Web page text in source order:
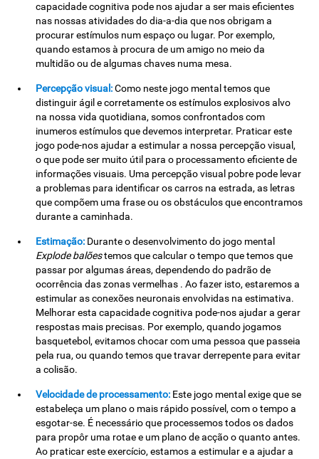
capacidade cognitiva pode nos ajudar a ser mais eficientes
nas nossas atividades do dia-a-dia que nos obrigam a
procurar estímulos num espaço ou lugar. Por exemplo,
quando estamos à procura de um amigo no meio da
multidão ou de algumas chaves numa mesa.
Percepção visual:Como neste jogo mental temos que
distinguir ágil e corretamente os estímulos explosivos alvo
na nossa vida quotidiana, somos confrontados com
inumeros estímulos que devemos interpretar. Praticar este
jogo pode-nos ajudar a estimular a nossa percepção visual,
o que pode ser muito útil para o processamento eficiente de
informações visuais. Uma percepção visual pobre pode levar
a problemas para identificar os carros na estrada, as letras
que compõem uma frase ou os obstáculos que encontramos
durante a caminhada.
Estimação: Durante o desenvolvimento do jogo mental
Explode balõestemos que calcular o tempo que temos que
passar por algumas áreas, dependendo do padrão de
ocorrência das zonas vermelhas . Ao fazer isto, estaremos a
estimular as conexões neuronais envolvidas na estimativa.
Melhorar esta capacidade cognitiva pode-nos ajudar a gerar
respostas mais precisas. Por exemplo, quando jogamos
basquetebol, evitamos chocar com uma pessoa que passeia
pela rua, ou quando temos que travar derrepente para evitar
a colisão.
Velocidade de processamento: Este jogo mental exige que se
estabeleça um plano o mais rápido possível, com o tempo a
esgotar-se. É necessário que processemos todos os dados
para propôr uma rotae e um plano de acção o quanto antes.
Ao praticar este exercício, estamos a estimular e a ajudar a